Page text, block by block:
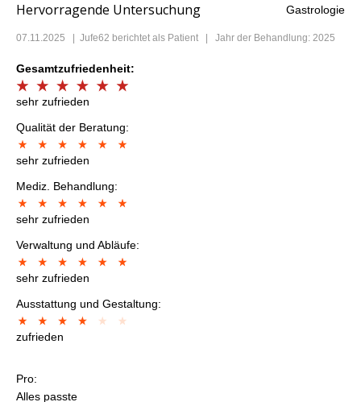
Hervorragende Untersuchung Gastrologie
07.11.2025 Jufe62 berichtet als Patient | Jahr der Behandlung: 2025
Gesamtzufriedenheit:
sehr zufrieden
Qualität der Beratung:
sehr zufrieden
Mediz. Behandlung:
sehr zufrieden
Verwaltung und Abläufe:
sehr zufrieden
Ausstattung und Gestaltung:
zufrieden
Pro:
Alles passte